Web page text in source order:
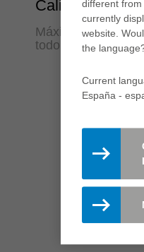
Calidad
Máxima calidad
todo el ciclo de
different
currently
website.
the
Current
España -